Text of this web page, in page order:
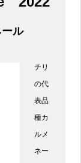
ル
チリ
の代
表品
種カ
ルメ
ネー